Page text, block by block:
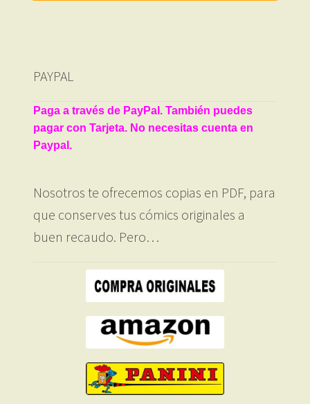
PAYPAL
Paga a través de PayPal. También puedes
pagar con Tarjeta. No necesitas cuenta en
Paypal.
Nosotros te ofrecemos copias en PDF, para
que conserves tus cómics originales a
buen recaudo. Pero…